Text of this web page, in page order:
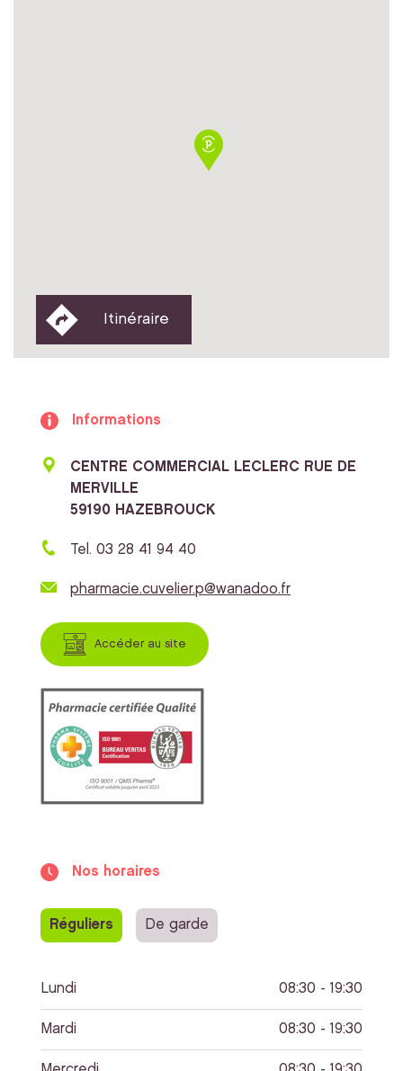
Itinéraire
Informations
CENTRE COMMERCIAL LECLERC RUE DE
MERVILLE
59190 HAZEBROUCK
Tel. 03 28 41 94 40
pharmacie.cuvelier.p@wanadoo.fr
Accéder au site
Nos horaires
Réguliers De garde
Lundi 08:30 - 19:30
Mardi 08:30 - 19:30